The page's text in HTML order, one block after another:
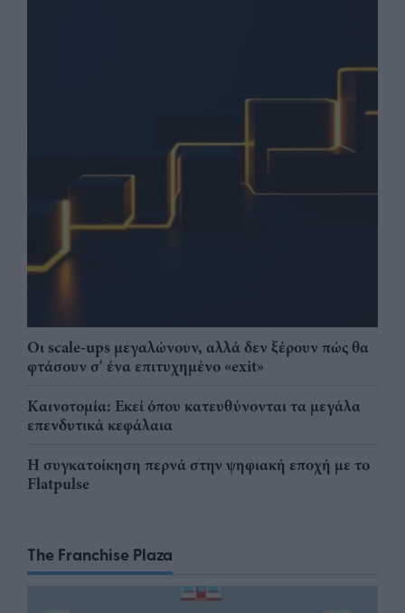
Οι scale-ups μεγαλώνουν, αλλά δεν ξέρουν πώς θα
φτάσουν σ' ένα επιτυχημένο «exit»
Καινοτομία: Εκεί όπου κατευθύνονται τα μεγάλα
επενδυτικά κεφάλαια
Η συγκατοίκηση περνά στην ψηφιακή εποχή με το
Flatpulse
The Franchise Plaza